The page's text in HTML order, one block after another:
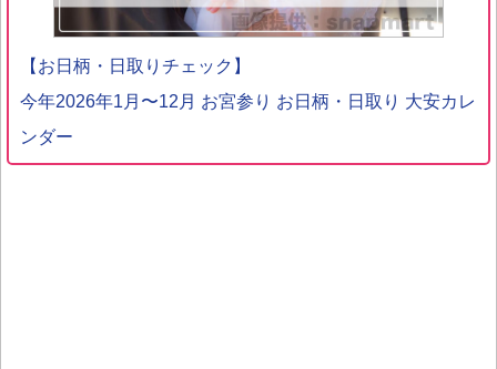
【お日柄・日取りチェック】
今年2026年1月〜12月 お宮参り お日柄・日取り 大安カレ
ンダー